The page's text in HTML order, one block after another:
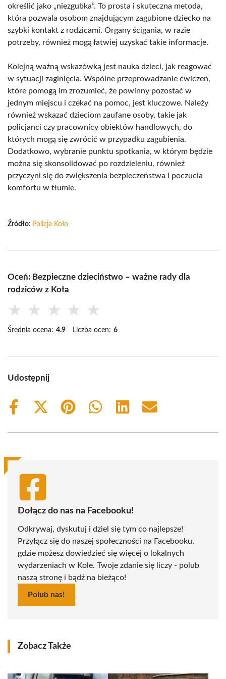
określić jako „niezgubka”. To prosta i skuteczna metoda,
która pozwala osobom znajdującym zagubione dziecko na
szybki kontakt z rodzicami. Organy ścigania, w razie
potrzeby, również mogą łatwiej uzyskać takie informacje.
Kolejną ważną wskazówką jest nauka dzieci, jak reagować
w sytuacji zaginięcia. Wspólne przeprowadzanie ćwiczeń,
które pomogą im zrozumieć, że powinny pozostać w
jednym miejscu i czekać na pomoc, jest kluczowe. Należy
również wskazać dzieciom zaufane osoby, takie jak
policjanci czy pracownicy obiektów handlowych, do
których mogą się zwrócić w przypadku zagubienia.
Dodatkowo, wybranie punktu spotkania, w którym będzie
można się skonsolidować po rozdzieleniu, również
przyczyni się do zwiększenia bezpieczeństwa i poczucia
komfortu w tłumie.
Źródło: Policja Koło
Oceń: Bezpieczne dzieciństwo – ważne rady dla
rodziców z Koła
★ ★ ★ ★ ★
Średnia ocena: 4.9 Liczba ocen: 6
Udostępnij
Share
Share
(Twitter)
Share
Share
Share
Share
Dołącz do nas na Facebooku!
Odkrywaj, dyskutuj i dziel się tym co najlepsze!
Przyłącz się do naszej społeczności na Facebooku,
gdzie możesz dowiedzieć się więcej o lokalnych
wydarzeniach w Kole. Twoje zdanie się liczy - polub
naszą stronę i bądź na bieżąco!
Polub nas!
Zobacz Także